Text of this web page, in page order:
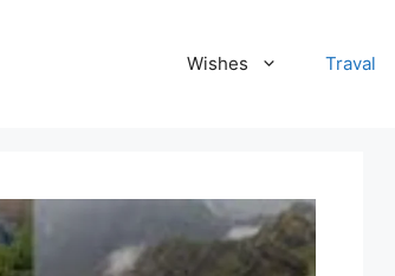
Wishes Traval